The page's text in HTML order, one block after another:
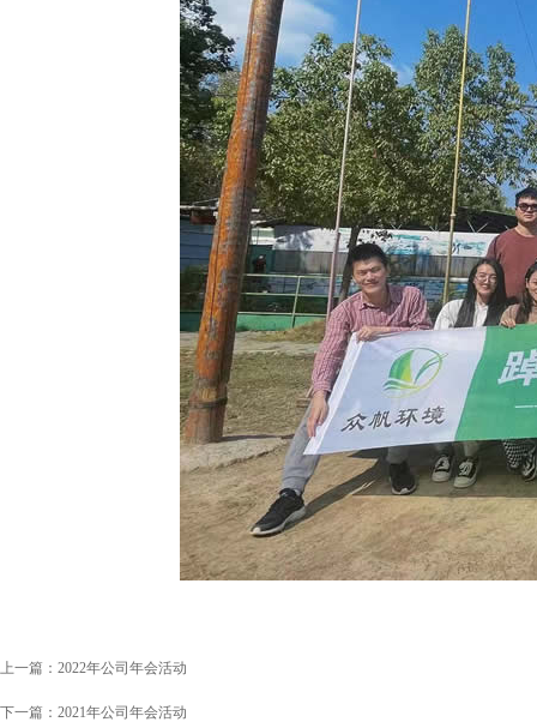
上一篇： 2022年公司年会活动
下一篇： 2021年公司年会活动